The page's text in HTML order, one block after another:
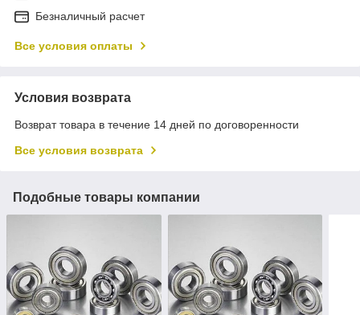
Безналичный расчет
Все условия оплаты
Условия возврата
Возврат товара в течение 14 дней по договоренности
Все условия возврата
Подобные товары компании